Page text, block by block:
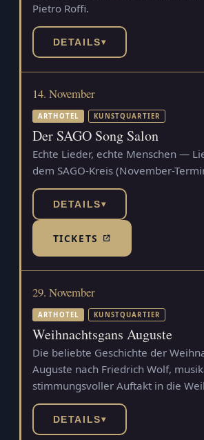
Pietro Roffi.
DETAILS▾
14. November
ARTHOTEL KUNSTQUARTIER
Der SAGO Song Salon
Echte Lieder, echte Menschen —
dem SAGO-Kreis (November-
DETAILS▾
TICKETS(TICKETSHOP,
29. November
ARTHOTEL KUNSTQUARTIER
Weihnachtsgans Auguste
Die beliebte Geschichte der
Auguste nach Friedrich Wolf,
stimmungsvoller Auftakt in die
DETAILS▾